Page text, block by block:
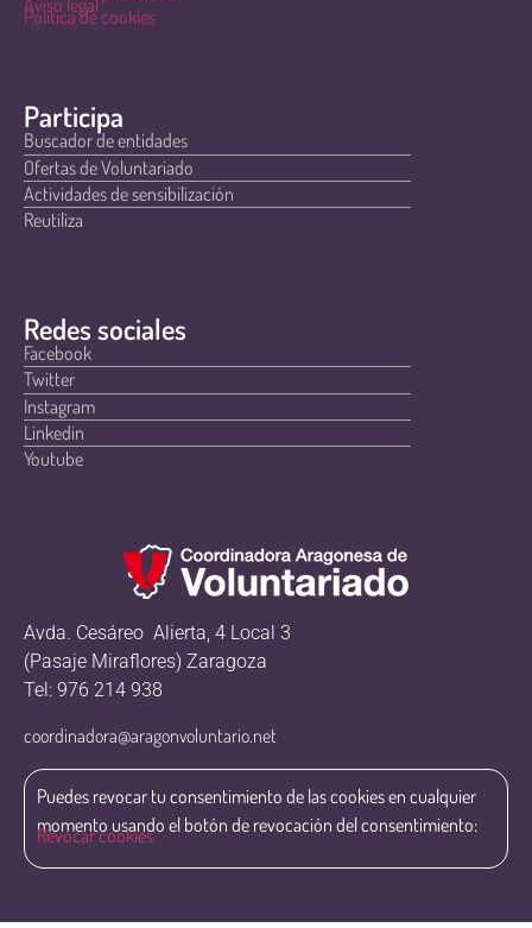
Aviso legal
Política de cookies
Participa
Buscador de entidades
Ofertas de Voluntariado
Actividades de sensibilización
Reutiliza
Redes sociales
Facebook
Twitter
Instagram
Linkedin
Youtube
Avda. Cesáreo Alierta, 4 Local 3
(Pasaje Miraflores) Zaragoza
Tel: 976 214 938
coordinadora@aragonvoluntario.net
Puedes revocar tu consentimiento de las cookies en cualquier
momento usando el botón de revocación del consentimiento:
Revocar cookies